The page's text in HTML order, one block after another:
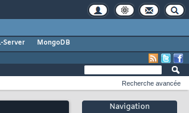
Server
MongoDB
Navigation
Recherche avancée